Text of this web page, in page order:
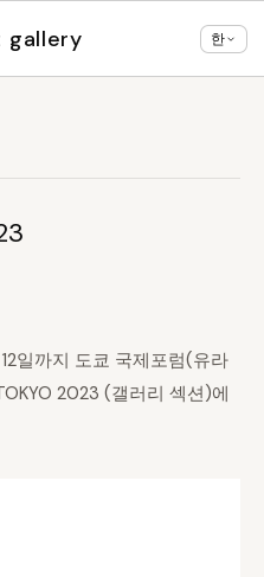
언어 변경 ×
gallery 한
일까지 도쿄 국제포럼(유라
2023 (갤러리 섹션)에